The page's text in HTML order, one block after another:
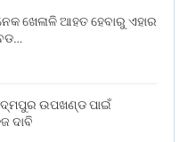
ଖେଳାଳି ଆହତ ହେବାରୁ ଏହାର
ଉପଖଣ୍ଡ ପାଇଁ
ଦାବି